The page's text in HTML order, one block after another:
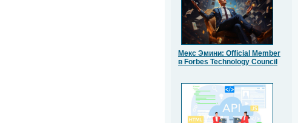
Мекс Эмини: Official Member
в Forbes Technology Council